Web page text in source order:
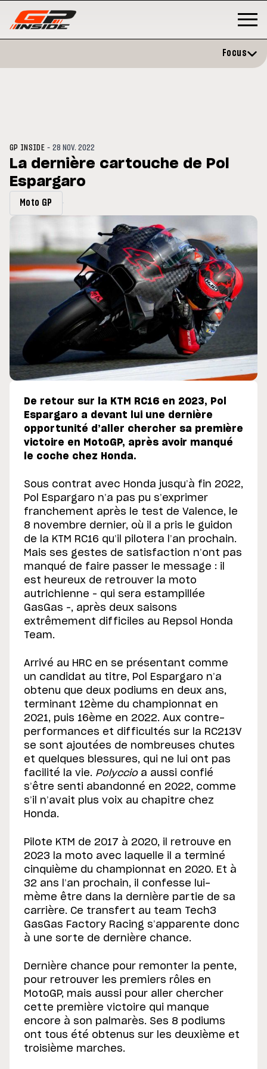
du GP de Grande-
Focus
GP INSIDE -28 NOV. 2022
La dernière cartouche de Pol
Espargaro
Moto GP
De retour sur la KTM RC16 en 2023, Pol
Espargaro a devant lui une dernière
opportunité d’aller chercher sa première
victoire en MotoGP, après avoir manqué
le coche chez Honda.
Sous contrat avec Honda jusqu’à fin 2022,
Pol Espargaro n’a pas pu s’exprimer
franchement après le test de Valence, le
8 novembre dernier, où il a pris le guidon
de la KTM RC16 qu’il pilotera l’an prochain.
Mais ses gestes de satisfaction n’ont pas
manqué de faire passer le message : il
est heureux de retrouver la moto
autrichienne – qui sera estampillée
GasGas –, après deux saisons
extrêmement difficiles au Repsol Honda
Team.
Arrivé au HRC en se présentant comme
un candidat au titre, Pol Espargaro n’a
obtenu que deux podiums en deux ans,
terminant 12ème du championnat en
2021, puis 16ème en 2022. Aux contre-
performances et difficultés sur la RC213V
se sont ajoutées de nombreuses chutes
et quelques blessures, qui ne lui ont pas
facilité la vie. Polyccioa aussi confié
s’être senti abandonné en 2022, comme
s’il n’avait plus voix au chapitre chez
Honda.
Pilote KTM de 2017 à 2020, il retrouve en
2023 la moto avec laquelle il a terminé
cinquième du championnat en 2020. Et à
32 ans l’an prochain, il confesse lui-
mème être dans la dernière partie de sa
carrière. Ce transfert au team Tech3
GasGas Factory Racing s’apparente donc
à une sorte de dernière chance.
Dernière chance pour remonter la pente,
pour retrouver les premiers rôles en
MotoGP, mais aussi pour aller chercher
cette première victoire qui manque
encore à son palmarès. Ses 8 podiums
ont tous été obtenus sur les deuxième et
troisième marches.